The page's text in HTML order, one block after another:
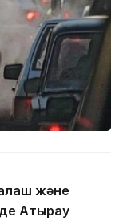
және
Атырау